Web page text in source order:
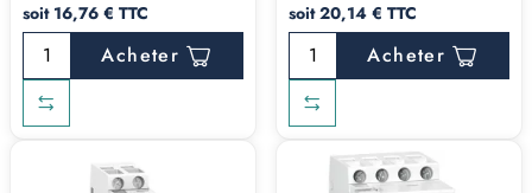
soit 16,76 € TTC
Acheter
soit 20,14 € TTC
Acheter